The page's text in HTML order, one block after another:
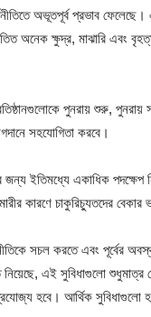
অভূতপূর্ব প্রভাব ফেলেছে।
অনেক ক্ষুদ্র, মাঝারি এবং
পুনরায় শুরু, পুনরায়
সহযোগিতা করবে।
জন্য ইতিমধ্যে একাধিক
কারণে চাকুরিচ্যুতদের বেকার
সচল করতে এবং পূর্বের
এই সুবিধাগুলো
হবে। আর্থিক সুবিধাগুলো